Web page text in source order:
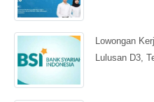
Lowongan
Lulusan D3,